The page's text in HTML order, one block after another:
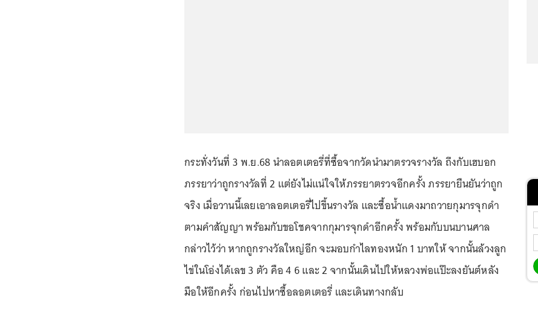
กระทั่งวันที่ 3 พ.ย.68 นำลอตเตอรี่ที่ซื้อจากวัดนำมาตรวจรางวัล ถึงกับเฮบอก
ภรรยาว่าถูกรางวัลที่ 2 แต่ยังไม่แน่ใจให้ภรรยาตรวจอีกครั้ง ภรรยายืนยันว่าถูก
จริง เมื่อวานนี้เลยเอาลอตเตอรี่ไปขึ้นรางวัล และซื้อน้ำแดงมาถวายกุมารจุกดำ
ตามคำสัญญา พร้อมกับขอโชคจากกุมารจุกดำอีกครั้ง พร้อมกับบนบานศาล
กล่าวไว้ว่า หากถูกรางวัลใหญ่อีก จะมอบกำไลทองหนัก 1 บาทให้ จากนั้นล้วงลูก
ไข่ในโอ่งได้เลข 3 ตัว คือ 4 6 และ 2 จากนั้นเดินไปให้หลวงพ่อแป๊ะลงยันต์หลัง
มือให้อีกครั้ง ก่อนไปหาซื้อลอตเตอรี่ และเดินทางกลับ